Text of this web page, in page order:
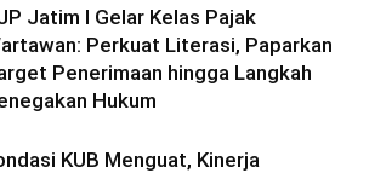
Jatim I Gelar Kelas Pajak
Perkuat Literasi, Paparkan
Penerimaan hingga Langkah
Hukum
KUB Menguat, Kinerja